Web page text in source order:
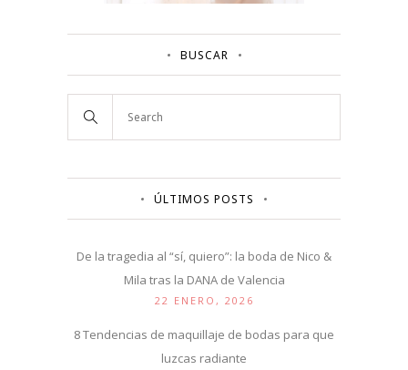
BUSCAR
ÚLTIMOS POSTS
De la tragedia al “sí, quiero”: la boda de Nico &
Mila tras la DANA de Valencia
22 ENERO, 2026
8 Tendencias de maquillaje de bodas para que
luzcas radiante